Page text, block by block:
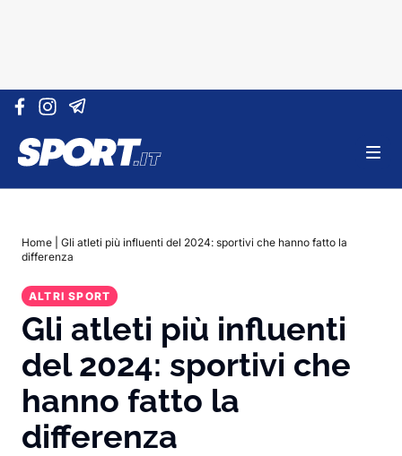
Vai al contenuto
Home
Gli atleti più influenti del 2024: sportivi che hanno fatto la
differenza
ALTRI SPORT
Gli atleti più influenti
del 2024: sportivi che
hanno fatto la
differenza